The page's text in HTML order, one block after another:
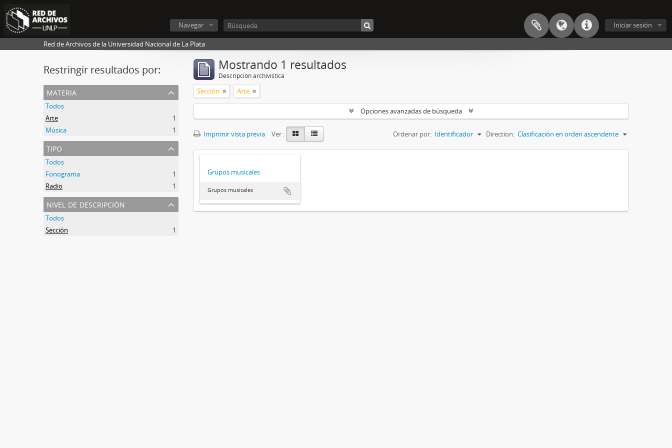
Iniciar sesión
Navegar
Red de Archivos de la Universidad Nacional de La Plata
Restringir resultados por:
materia
Todos
Arte
1
Música
1
tipo
Todos
Fonograma
1
Radio
1
nivel de descripción
Todos
Sección
1
Mostrando 1 resultados
Descripción archivística
Sección Arte
Opciones avanzadas de búsqueda
Imprimir vista previa Ver : Ordenar por: Identificador Direction: Clasificación en orden ascendente
Grupos musicales
Grupos musicales